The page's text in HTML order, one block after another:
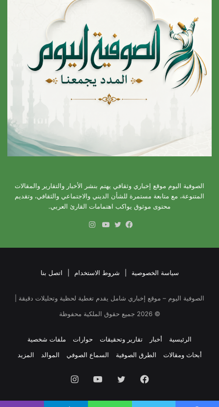
الصوفية اليوم موقع إخباري وثقافي يهتم بنشر الأخبار والتقارير والمقالات
المتنوعة، مع متابعة مستمرة للشأن الديني والاجتماعي والثقافي، وتقديم
محتوى موثوق يواكب اهتمامات القارئ العربي.
سياسة الخصوصية شروط الاستخدام اتصل بنا
الصوفية اليوم – موقع إخباري شامل يقدم تغطية لحظية وتحليلات دقيقة |
©
2026 جميع حقوق الملكية محفوظة
الرئيسية أخبار تقارير وتحقيقات حوارات
ملفات شخصية
أبحاث ومقالات
الطرق الصوفية السماع الصوفي الموالد المزيد
فيسبوك تويتر يوتيوب